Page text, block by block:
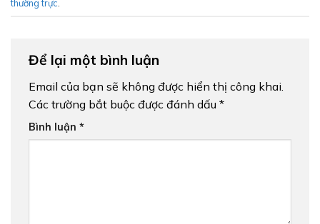
thường trực.
Để lại một bình luận
Email của bạn sẽ không được hiển thị công khai.
Các trường bắt buộc được đánh dấu *
Bình luận *